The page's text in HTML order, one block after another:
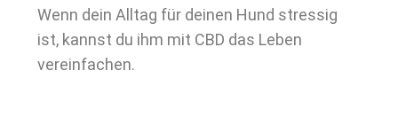
Wenn dein Alltag für deinen Hund stressig
ist, kannst du ihm mit CBD das Leben
vereinfachen.